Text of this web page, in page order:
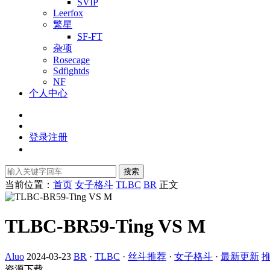
SVIP
Leerfox
繁星
SF-FT
杂项
Rosecage
Sdfightds
NF
个人中心
登录注册
搜索
当前位置： 首页 女子格斗 TLBC BR 正文
TLBC-BR59-Ting VS M
Aluo 2024-03-23 BR · TLBC · 丝斗推荐 · 女子格斗 · 最新更新